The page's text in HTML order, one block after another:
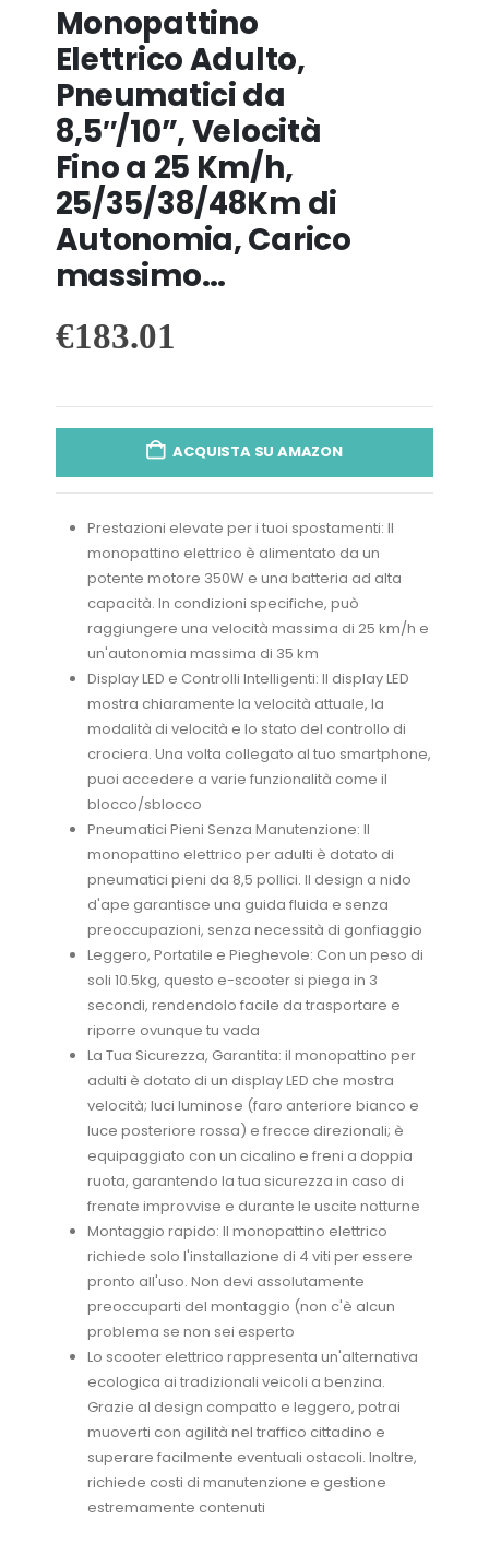
Monopattino
Elettrico Adulto,
Pneumatici da
8,5″/10”, Velocità
Fino a 25 Km/h,
25/35/38/48Km di
Autonomia, Carico
massimo…
€183.01
ACQUISTA SU AMAZON
Prestazioni elevate per i tuoi spostamenti: Il
monopattino elettrico è alimentato da un
potente motore 350W e una batteria ad alta
capacità. In condizioni specifiche, può
raggiungere una velocità massima di 25 km/h e
un'autonomia massima di 35 km
Display LED e Controlli Intelligenti: Il display LED
mostra chiaramente la velocità attuale, la
modalità di velocità e lo stato del controllo di
crociera. Una volta collegato al tuo smartphone,
puoi accedere a varie funzionalità come il
blocco/sblocco
Pneumatici Pieni Senza Manutenzione: Il
monopattino elettrico per adulti è dotato di
pneumatici pieni da 8,5 pollici. Il design a nido
d'ape garantisce una guida fluida e senza
preoccupazioni, senza necessità di gonfiaggio
Leggero, Portatile e Pieghevole: Con un peso di
soli 10.5kg, questo e-scooter si piega in 3
secondi, rendendolo facile da trasportare e
riporre ovunque tu vada
La Tua Sicurezza, Garantita: il monopattino per
adulti è dotato di un display LED che mostra
velocità; luci luminose (faro anteriore bianco e
luce posteriore rossa) e frecce direzionali; è
equipaggiato con un cicalino e freni a doppia
ruota, garantendo la tua sicurezza in caso di
frenate improvvise e durante le uscite notturne
Montaggio rapido: Il monopattino elettrico
richiede solo l'installazione di 4 viti per essere
pronto all'uso. Non devi assolutamente
preoccuparti del montaggio (non c'è alcun
problema se non sei esperto
Lo scooter elettrico rappresenta un'alternativa
ecologica ai tradizionali veicoli a benzina.
Grazie al design compatto e leggero, potrai
muoverti con agilità nel traffico cittadino e
superare facilmente eventuali ostacoli. Inoltre,
richiede costi di manutenzione e gestione
estremamente contenuti